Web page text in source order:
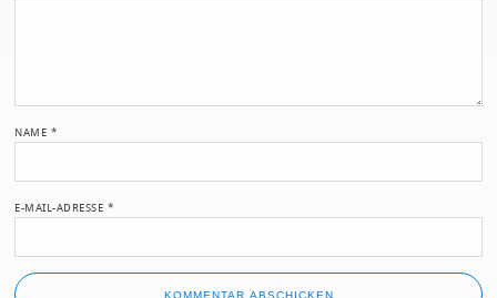
NAME *
E-MAIL-ADRESSE *